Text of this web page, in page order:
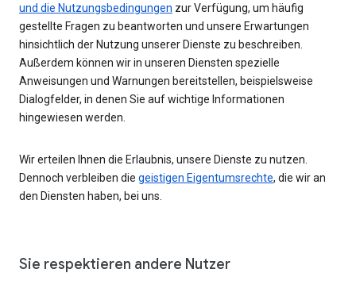
und die Nutzungsbedingungen zur Verfügung, um häufig
gestellte Fragen zu beantworten und unsere Erwartungen
hinsichtlich der Nutzung unserer Dienste zu beschreiben.
Außerdem können wir in unseren Diensten spezielle
Anweisungen und Warnungen bereitstellen, beispielsweise
Dialogfelder, in denen Sie auf wichtige Informationen
hingewiesen werden.
Wir erteilen Ihnen die Erlaubnis, unsere Dienste zu nutzen.
Dennoch verbleiben die geistigen Eigentumsrechte, die wir an
den Diensten haben, bei uns.
Sie respektieren andere Nutzer